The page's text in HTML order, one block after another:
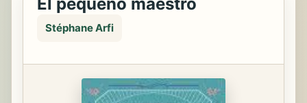
Stéphane Arfi